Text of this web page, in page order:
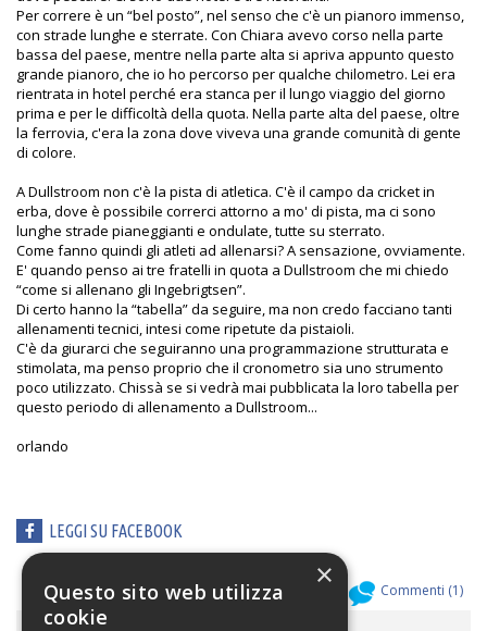
Per correre è un “bel posto”, nel senso che c'è un pianoro immenso,
con strade lunghe e sterrate. Con Chiara avevo corso nella parte
bassa del paese, mentre nella parte alta si apriva appunto questo
grande pianoro, che io ho percorso per qualche chilometro. Lei era
rientrata in hotel perché era stanca per il lungo viaggio del giorno
prima e per le difficoltà della quota. Nella parte alta del paese, oltre
la ferrovia, c'era la zona dove viveva una grande comunità di gente
di colore.
A Dullstroom non c'è la pista di atletica. C'è il campo da cricket in
erba, dove è possibile correrci attorno a mo' di pista, ma ci sono
lunghe strade pianeggianti e ondulate, tutte su sterrato.
Come fanno quindi gli atleti ad allenarsi? A sensazione, ovviamente.
E' quando penso ai tre fratelli in quota a Dullstroom che mi chiedo
“come si allenano gli Ingebrigtsen”.
Di certo hanno la “tabella” da seguire, ma non credo facciano tanti
allenamenti tecnici, intesi come ripetute da pistaioli.
C'è da giurarci che seguiranno una programmazione strutturata e
stimolata, ma penso proprio che il cronometro sia uno strumento
poco utilizzato. Chissà se si vedrà mai pubblicata la loro tabella per
questo periodo di allenamento a Dullstroom...
orlando
LEGGI SU FACEBOOK
Allegati ( Commenti (1)
×
Questo sito web utilizza
cookie